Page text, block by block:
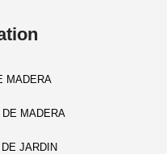
MADERA
MADERA
JARDIN